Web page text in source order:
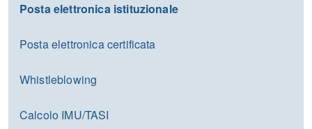
Posta elettronica istituzionale
Posta elettronica certificata
Whistleblowing
Calcolo IMU/TASI